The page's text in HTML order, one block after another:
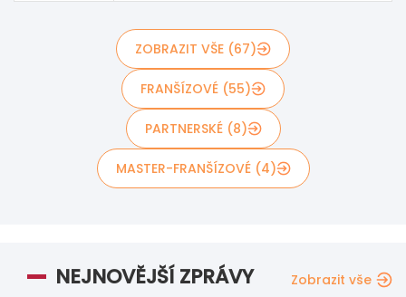
ZOBRAZIT VŠE (67)
FRANŠÍZOVÉ (55)
PARTNERSKÉ (8)
MASTER-FRANŠÍZOVÉ (4)
NEJNOVĚJŠÍ ZPRÁVY Zobrazit vše